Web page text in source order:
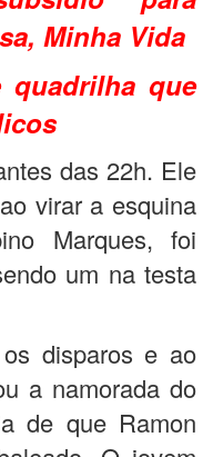
Minha Vida
quadrilha que
das 22h. Ele
virar a esquina
Marques, foi
um na testa
disparos e ao
a namorada do
de que Ramon